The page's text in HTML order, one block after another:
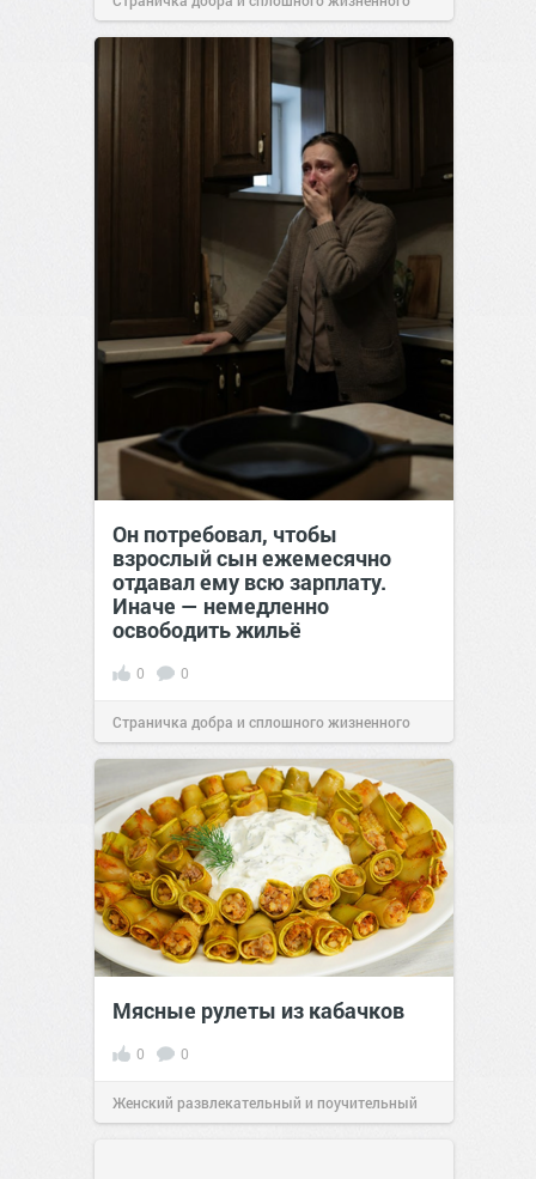
позитива!00:29Сегодня
Он потребовал, чтобы
взрослый сын ежемесячно
отдавал ему всю зарплату.
Иначе — немедленно
освободить жильё
0 0
Страничка добра и сплошного жизненного
позитива!00:29Сегодня
Мясные рулеты из кабачков
0 0
Женский развлекательный и поучительный